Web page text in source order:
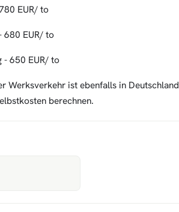
EUR/ to
680 EUR/ to
- 650 EUR/ to
Werksverkehr ist ebenfalls in Deutschland
berechnen.